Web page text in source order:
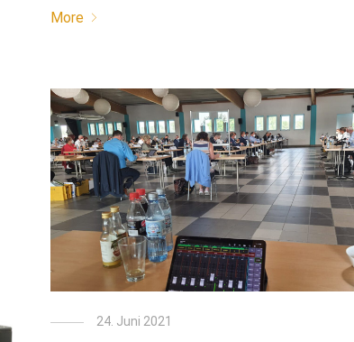
More
24. Juni 2021